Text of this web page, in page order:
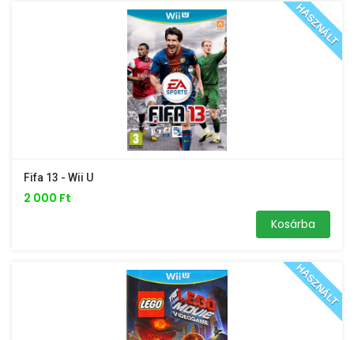
HASZNÁLT
Fifa 13 - Wii U
2 000 Ft
Kosárba
HASZNÁLT